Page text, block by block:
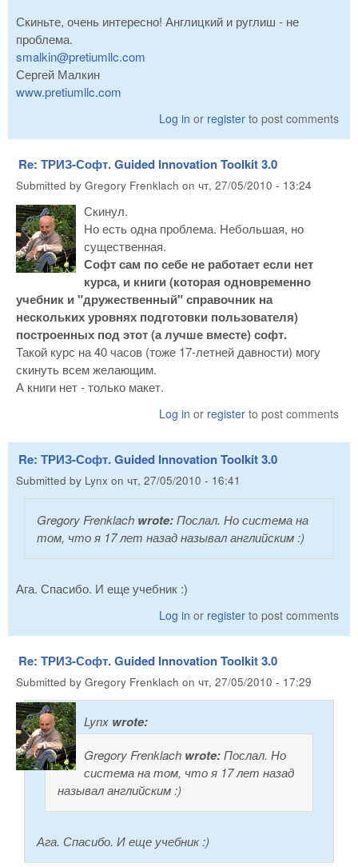
Скиньте, очень интересно! Англицкий и руглиш - не
проблема.
smalkin@pretiumllc.com
Сергей Малкин
www.pretiumllc.com
Log in or register to post comments
Re: ТРИЗ-Софт. Guided Innovation Toolkit 3.0
Submitted by Gregory Frenklach on чт, 27/05/2010 - 13:24
Скинул.
Но есть одна проблема. Небольшая, но
существенная.
Софт сам по себе не работает если нет
курса, и книги (которая одновременно
учебник и "дружественный" справочник на
нескольких уровнях подготовки пользователя)
построенных под этот (а лучше вместе) софт.
Такой курс на 40 часов (тоже 17-летней давности) могу
скинуть всем желающим.
А книги нет - только макет.
Log in or register to post comments
Re: ТРИЗ-Софт. Guided Innovation Toolkit 3.0
Submitted by Lynx on чт, 27/05/2010 - 16:41
Gregory Frenklach wrote:Послал. Но система на
том, что я 17 лет назад называл английским :)
Ага. Спасибо. И еще учебник :)
Log in or register to post comments
Re: ТРИЗ-Софт. Guided Innovation Toolkit 3.0
Submitted by Gregory Frenklach on чт, 27/05/2010 - 17:29
Lynx wrote:
Gregory Frenklach wrote:Послал. Но
система на том, что я 17 лет назад
называл английским :)
Ага. Спасибо. И еще учебник :)